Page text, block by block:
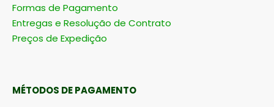
Formas de Pagamento
Entregas e Resolução de Contrato
Preços de Expedição
MÉTODOS DE PAGAMENTO